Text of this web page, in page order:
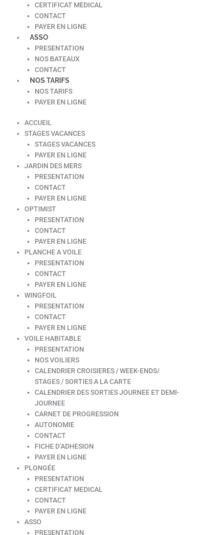
CERTIFICAT MEDICAL
CONTACT
PAYER EN LIGNE
ASSO
PRESENTATION
NOS BATEAUX
CONTACT
NOS TARIFS
NOS TARIFS
PAYER EN LIGNE
ACCUEIL
STAGES VACANCES
STAGES VACANCES
PAYER EN LIGNE
JARDIN DES MERS
PRESENTATION
CONTACT
PAYER EN LIGNE
OPTIMIST
PRESENTATION
CONTACT
PAYER EN LIGNE
PLANCHE A VOILE
PRESENTATION
CONTACT
PAYER EN LIGNE
WINGFOIL
PRESENTATION
CONTACT
PAYER EN LIGNE
VOILE HABITABLE
PRESENTATION
NOS VOILIERS
CALENDRIER CROISIERES / WEEK-ENDS/
STAGES / SORTIES A LA CARTE
CALENDRIER DES SORTIES JOURNEE ET DEMI-
JOURNEE
CARNET DE PROGRESSION
AUTONOMIE
CONTACT
FICHE D’ADHESION
PAYER EN LIGNE
PLONGÉE
PRESENTATION
CERTIFICAT MEDICAL
CONTACT
PAYER EN LIGNE
ASSO
PRESENTATION